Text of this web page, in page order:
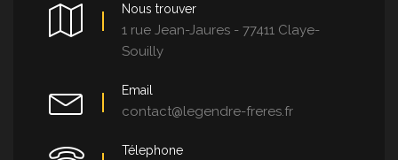
Nous trouver
1 rue Jean-Jaures - 77411 Claye-
Souilly
Email
contact@legendre-freres.fr
Télephone